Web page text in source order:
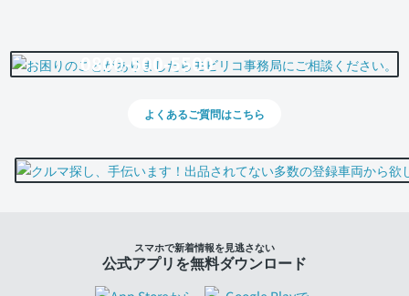
0800-500-5500
よくあるご質問はこちら
スマホで新着情報を見逃さない
公式アプリを無料ダウンロード